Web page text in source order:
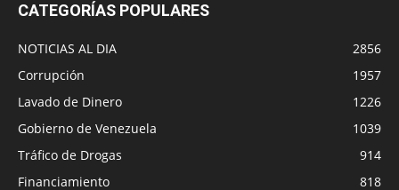
CATEGORÍAS POPULARES
NOTICIAS AL DIA
2856
Corrupción
1957
Lavado de Dinero
1226
Gobierno de Venezuela
1039
Tráfico de Drogas
914
Financiamiento
818